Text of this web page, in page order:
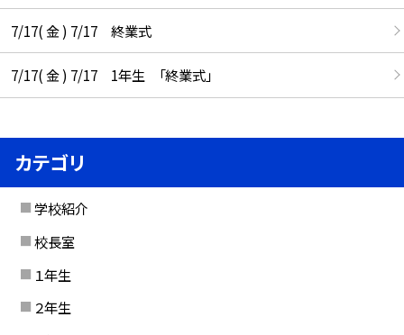
7/17( 金 ) 7/17 終業式
7/17( 金 ) 7/17 1年生 「終業式」
カテゴリ
学校紹介
校長室
１年生
２年生